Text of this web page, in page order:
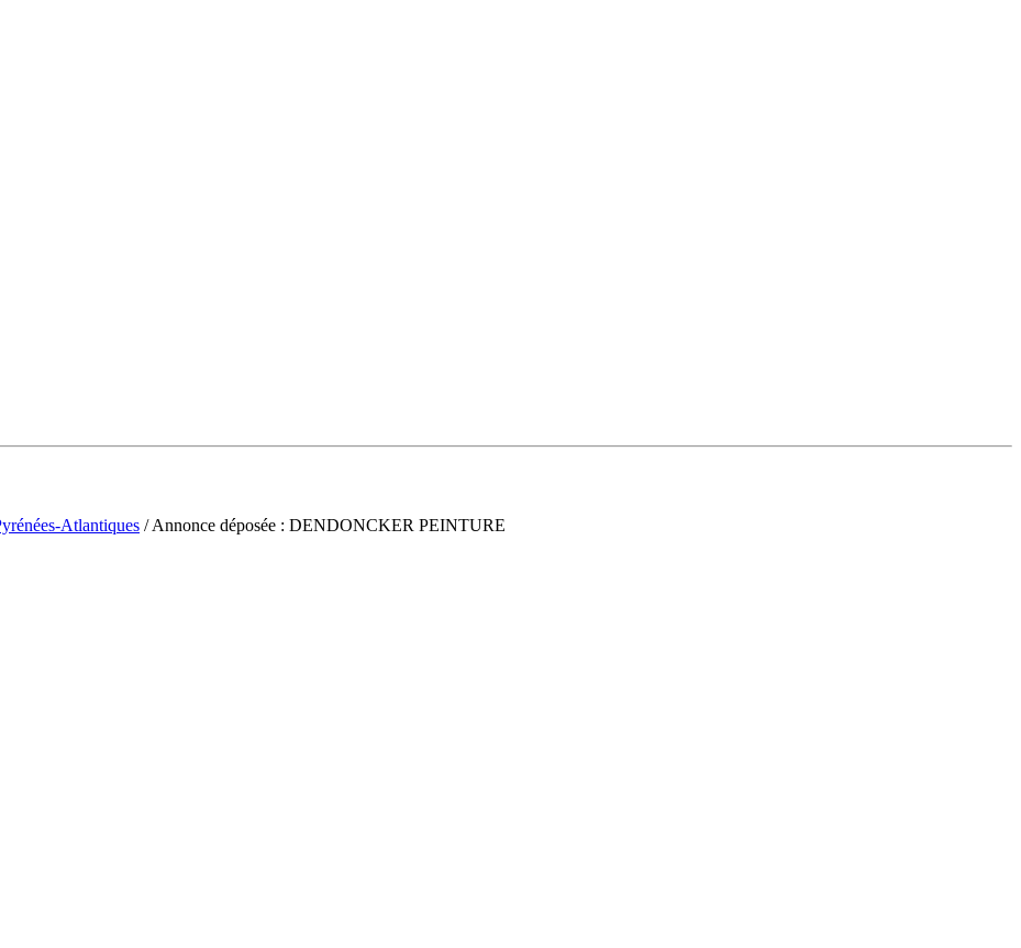
Atlantiques / Annonce déposée : DENDONCKER PEINTURE